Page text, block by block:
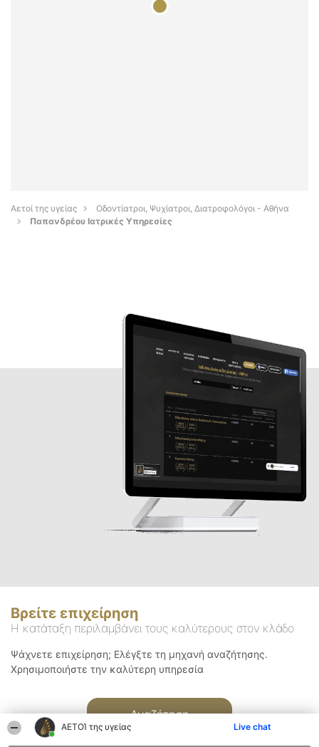
ΑΕΤΟΊ της υγείας Live chat
Αετοί της υγείας
Οδοντίατροι, Ψυχίατροι, Διατροφολόγοι - Αθήνα
Παπανδρέου Ιατρικές Υπηρεσίες
Βρείτε επιχείρηση
Η κατάταξη περιλαμβάνει τους καλύτερους στον κλάδο
Ψάχνετε επιχείρηση; Ελέγξτε τη μηχανή αναζήτησης.
Χρησιμοποιήστε την καλύτερη υπηρεσία
Αναζήτηση